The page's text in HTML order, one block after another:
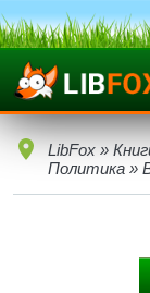
LibFox »
Политика »